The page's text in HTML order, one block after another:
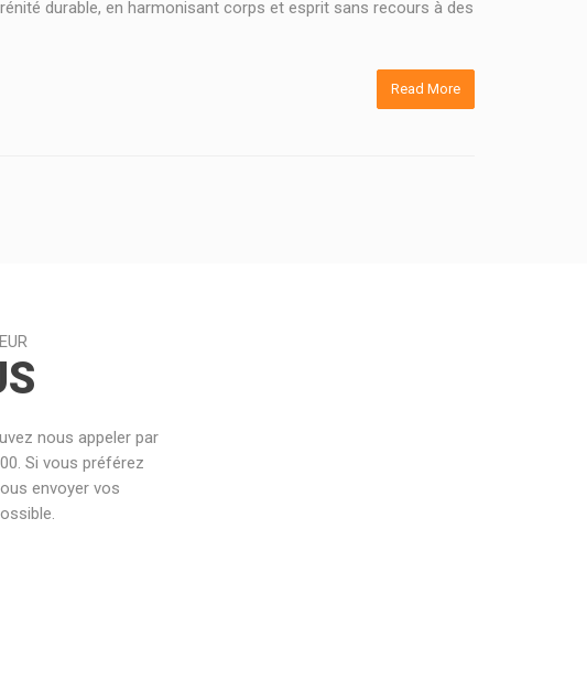
durable, en harmonisant corps et esprit sans recours à des
Read More
nous appeler par
Si vous préférez
envoyer vos